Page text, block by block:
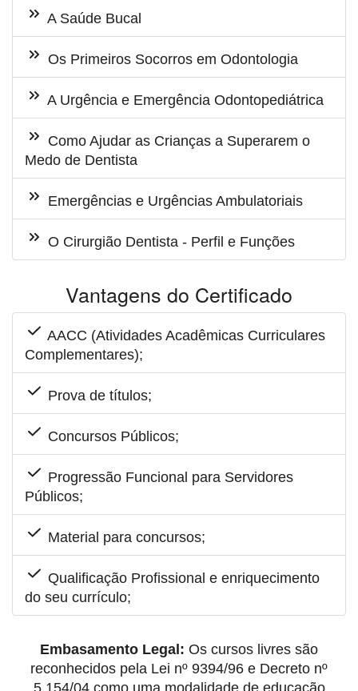
A Saúde Bucal
Os Primeiros Socorros em Odontologia
A Urgência e Emergência Odontopediátrica
Como Ajudar as Crianças a Superarem o
Medo de Dentista
Emergências e Urgências Ambulatoriais
O Cirurgião Dentista - Perfil e Funções
Vantagens do Certificado
AACC (Atividades Acadêmicas Curriculares
Complementares);
Prova de títulos;
Concursos Públicos;
Progressão Funcional para Servidores
Públicos;
Material para concursos;
Qualificação Profissional e enriquecimento
do seu currículo;
Embasamento Legal: Os cursos livres são
reconhecidos pela Lei nº 9394/96 e Decreto nº
5.154/04 como uma modalidade de educação